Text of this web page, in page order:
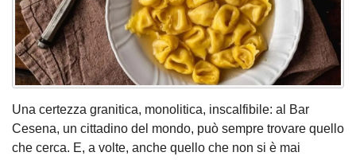
Una certezza granitica, monolitica, inscalfibile: al Bar
Cesena, un cittadino del mondo, può sempre trovare quello
che cerca. E, a volte, anche quello che non si è mai